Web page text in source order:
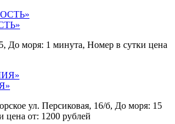
До моря: 1 минута, Номер в сутки цена
ул. Персиковая, 16/б, До моря: 15
цена от: 1200 рублей